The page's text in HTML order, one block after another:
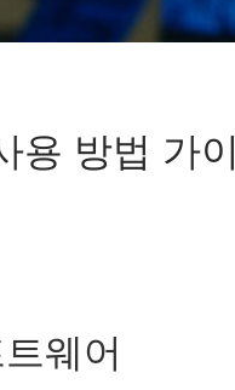
용 방법 가
웨어